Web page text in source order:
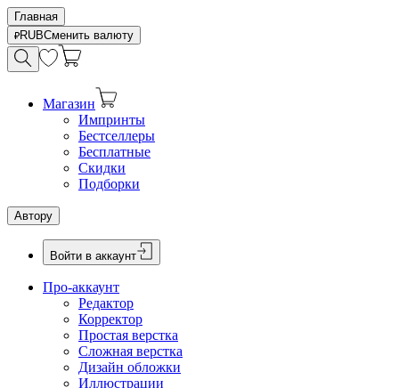
Главная
RUBСменить валюту
Магазин
Импринты
Бестселлеры
Бесплатные
Скидки
Подборки
Автору
Войти в аккаунт
Про-аккаунт
Редактор
Корректор
Простая верстка
Сложная верстка
Дизайн обложки
Иллюстрации